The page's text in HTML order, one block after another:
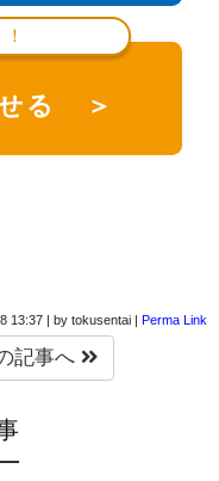
る ＞
13:37 | by tokusentai | Perma Link
記事へ